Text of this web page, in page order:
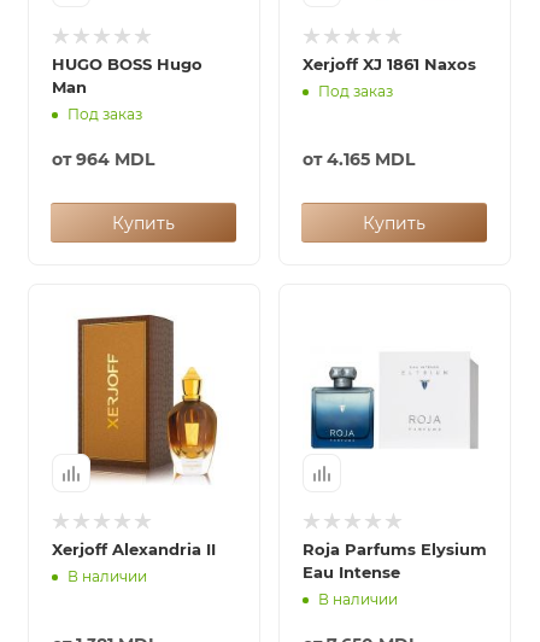
HUGO BOSS Hugo
Man
Под заказ
от964 MDL
Купить
Xerjoff XJ 1861 Naxos
Под заказ
от4.165 MDL
Купить
Xerjoff Alexandria II
В наличии
Roja Parfums Elysium
Eau Intense
В наличии